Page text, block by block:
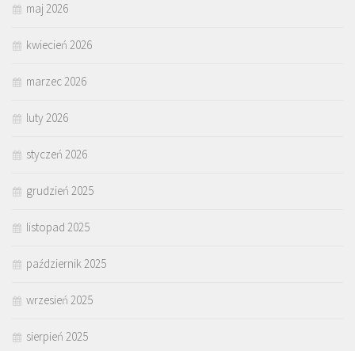
maj 2026
kwiecień 2026
marzec 2026
luty 2026
styczeń 2026
grudzień 2025
listopad 2025
październik 2025
wrzesień 2025
sierpień 2025